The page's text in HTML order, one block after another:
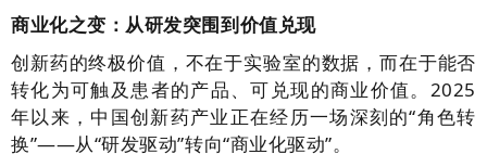
商业化之变：从研发突围到价值兑现
创新药的终极价值，不在于实验室的数据，而在于能否
转化为可触及患者的产品、可兑现的商业价值。2025
年以来，中国创新药产业正在经历一场深刻的“角色转
换”——从“研发驱动”转向“商业化驱动”。